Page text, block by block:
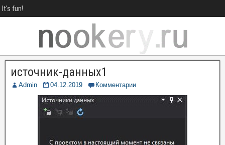
It's fun!
источник-данных1
Admin 04.12.2019 Комментарии